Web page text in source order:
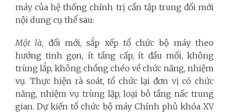
máy của hệ thống chính trị cần tập trung đổi mới
nội dung cụ thể sau:
Một là, đổi mới, sắp xếp tổ chức bộ máy theo
hướng tinh gọn, ít tầng cấp, ít đầu mối, không
trùng lắp, không chồng chéo về chức năng, nhiệm
vụ. Thực hiện rà soát, tổ chức lại đơn vị có chức
năng, nhiệm vụ trùng lặp, loại bỏ tầng nấc trung
gian. Dự kiến tổ chức bộ máy Chính phủ khóa XV